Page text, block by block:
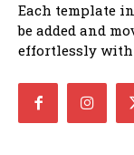
Each template
be added and
effortlessly